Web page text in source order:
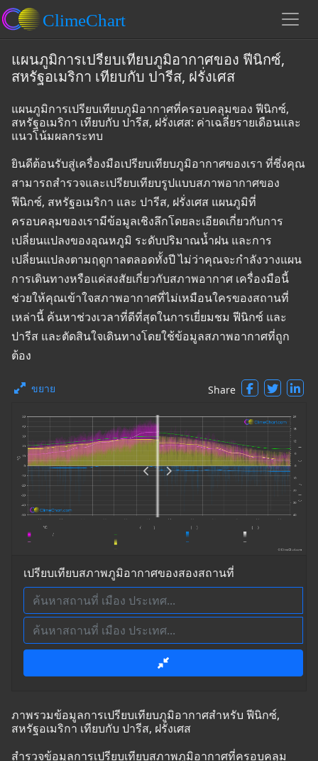
แผนภูมิการเปรียบเทียบภูมิอากาศของ ฟีนิกซ์,
สหรัฐอเมริกา เทียบกับ ปารีส, ฝรั่งเศส
แผนภูมิการเปรียบเทียบภูมิอากาศที่ครอบคลุมของ ฟีนิกซ์,
สหรัฐอเมริกา เทียบกับ ปารีส, ฝรั่งเศส: ค่าเฉลี่ยรายเดือนและ
แนวโน้มผลกระทบ
ยินดีต้อนรับสู่เครื่องมือเปรียบเทียบภูมิอากาศของเรา ที่ซึ่งคุณ
สามารถสำรวจและเปรียบเทียบรูปแบบสภาพอากาศของ
ฟีนิกซ์, สหรัฐอเมริกา และ ปารีส, ฝรั่งเศส แผนภูมิที่
ครอบคลุมของเรามีข้อมูลเชิงลึกโดยละเอียดเกี่ยวกับการ
เปลี่ยนแปลงของอุณหภูมิ ระดับปริมาณน้ำฝน และการ
เปลี่ยนแปลงตามฤดูกาลตลอดทั้งปี ไม่ว่าคุณจะกำลังวางแผน
การเดินทางหรือแค่สงสัยเกี่ยวกับสภาพอากาศ เครื่องมือนี้
ช่วยให้คุณเข้าใจสภาพอากาศที่ไม่เหมือนใครของสถานที่
เหล่านี้ ค้นหาช่วงเวลาที่ดีที่สุดในการเยี่ยมชม ฟีนิกซ์ และ
ปารีส และตัดสินใจเดินทางโดยใช้ข้อมูลสภาพอากาศที่ถูก
ต้อง
ขยาย Share
เปรียบเทียบสภาพภูมิอากาศของสองสถานที่
ภาพรวมข้อมูลการเปรียบเทียบภูมิอากาศสำหรับ ฟีนิกซ์,
สหรัฐอเมริกา เทียบกับ ปารีส, ฝรั่งเศส
สำรวจข้อมูลการเปรียบเทียบสภาพภูมิอากาศที่ครอบคลุม